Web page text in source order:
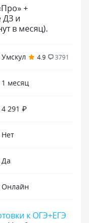
+
ДЗ и
в месяц).
Умскул 4.9 3791
1 месяц
4 291 ₽
Нет
Да
Онлайн
к ОГЭ+ЕГЭ